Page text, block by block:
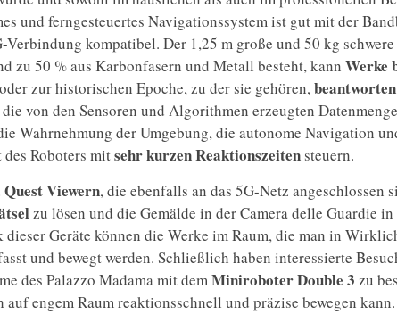
und ferngesteuertes Navigationssystem ist gut mit der
kompatibel. Der 1,25 m große und 50 kg
zu 50 % aus Karbonfasern und Metall besteht, kann Werke
zur historischen Epoche, zu der sie gehören,beantworten
von den Sensoren und Algorithmen erzeugten
Wahrnehmung der Umgebung, die autonome Navigation
Roboters mitsehr kurzen Reaktionszeiten steuern.
Viewern, die ebenfalls an das 5G-Netz angeschlossen
zu lösen und die Gemälde in der Camera delle Guardie
Geräte können die Werke im Raum, die man in
und bewegt werden. Schließlich haben interessierte
des Palazzo Madama mit demMiniroboter Double 3 zu
auf engem Raum reaktionsschnell und präzise bewegen kann.